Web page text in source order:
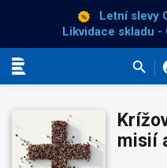
Letní slevy
Likvidace skladu -
misií